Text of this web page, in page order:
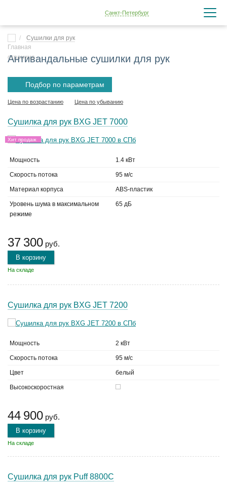
Санкт-Петербург
Сушилки для рук
Антивандальные сушилки для рук
Подбор по параметрам
Цена по возрастанию Цена по убыванию
Сушилка для рук BXG JET 7000
Хит продаж
Мощность 1.4 кВт
Скорость потока 95 м/с
Материал корпуса ABS-пластик
Уровень шума в максимальном
режиме
65 дБ
37 300 руб.
В корзину
На складе
Сушилка для рук BXG JET 7200
Мощность 2 кВт
Скорость потока 95 м/с
Цвет белый
Высокоскоростная
44 900 руб.
В корзину
На складе
Сушилка для рук Puff 8800C